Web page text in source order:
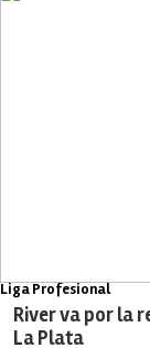
Liga Profesional
River va por la
La Plata